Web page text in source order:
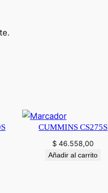
CUMMINS CS275S
$ 46.558,00
Añadir al carrito